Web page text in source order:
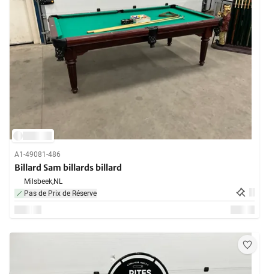
A1-49081-486
Billard Sam billards billard
Milsbeek,NL
Pas de Prix de Réserve